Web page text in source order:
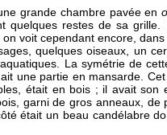
grande chambre pavée en
restes de sa
voit cependant encore,
quelques oiseaux, un
La symétrie de
une partie en mansarde.
était en bois ; il avait son
garni de gros anneaux,
était un beau candélabre